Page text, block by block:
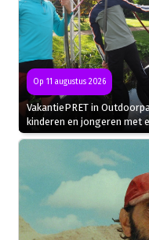
Op 11 augustus 2026
VakantiePRET in
kinderen en jongeren met